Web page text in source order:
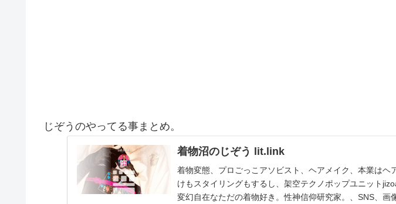
じぞうのやってる事まとめ。
着物沼のじぞう lit.link
着物変態、プロごっこアソビスト、ヘアメイク、本業はヘ
けもスタイリングもするし、架空テクノポップユニット
変幻自在なただの着物好き。性神信仰研究家。、SNS、画